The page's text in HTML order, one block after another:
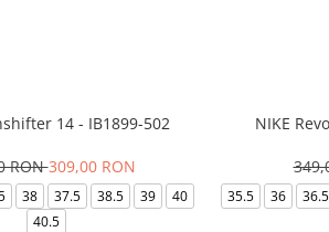
14 - IB1899-502
RON309,00 RON
38 37.5 38.5 39
40
40.5
NIKE
35.5 36 36.5